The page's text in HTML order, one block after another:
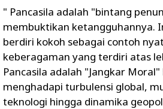
" Pancasila adalah "bintang
membuktikan ketangguhannya.
berdiri kokoh sebagai contoh
keberagaman yang terdiri atas
Pancasila adalah "Jangkar
menghadapi turbulensi global,
teknologi hingga dinamika